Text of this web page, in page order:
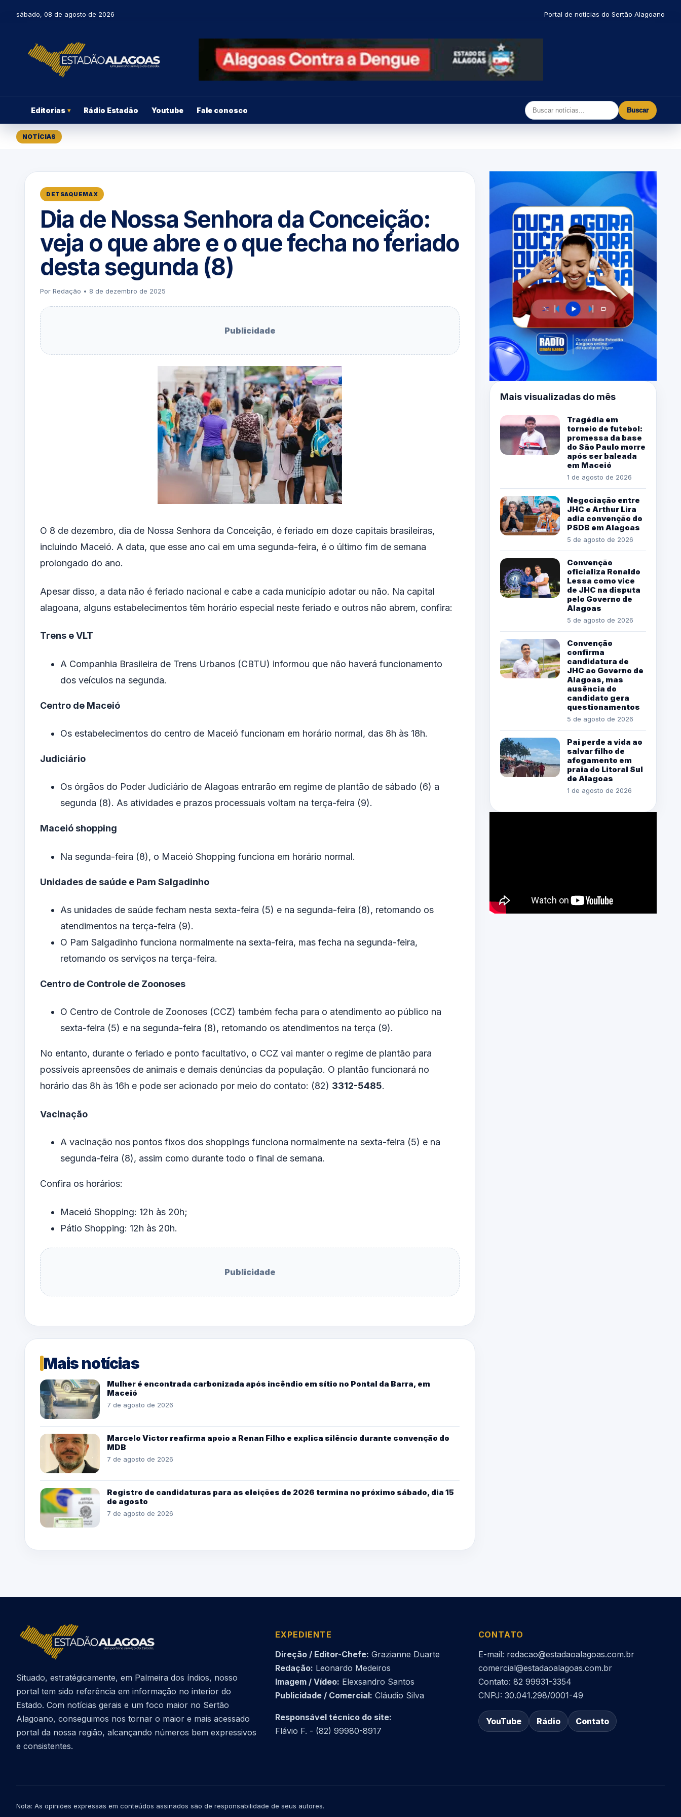
sábado, 08 de agosto de 2026 Portal de notícias do Sertão Alagoano
Editorias ▾ Rádio Estadão Youtube Fale conosco Buscar
NOTÍCIAS
DETSAQUEMAX
Dia de Nossa Senhora da Conceição:
veja o que abre e o que fecha no feriado
desta segunda (8)
Por Redação • 8 de dezembro de 2025
Publicidade
O 8 de dezembro, dia de Nossa Senhora da Conceição, é feriado em doze capitais brasileiras,
incluindo Maceió. A data, que esse ano cai em uma segunda-feira, é o último fim de semana
prolongado do ano.
Apesar disso, a data não é feriado nacional e cabe a cada município adotar ou não. Na capital
alagoana, alguns estabelecimentos têm horário especial neste feriado e outros não abrem, confira:
Trens e VLT
A Companhia Brasileira de Trens Urbanos (CBTU) informou que não haverá funcionamento
dos veículos na segunda.
Centro de Maceió
Os estabelecimentos do centro de Maceió funcionam em horário normal, das 8h às 18h.
Judiciário
Os órgãos do Poder Judiciário de Alagoas entrarão em regime de plantão de sábado (6) a
segunda (8). As atividades e prazos processuais voltam na terça-feira (9).
Maceió shopping
Na segunda-feira (8), o Maceió Shopping funciona em horário normal.
Unidades de saúde e Pam Salgadinho
As unidades de saúde fecham nesta sexta-feira (5) e na segunda-feira (8), retomando os
atendimentos na terça-feira (9).
O Pam Salgadinho funciona normalmente na sexta-feira, mas fecha na segunda-feira,
retomando os serviços na terça-feira.
Centro de Controle de Zoonoses
O Centro de Controle de Zoonoses (CCZ) também fecha para o atendimento ao público na
sexta-feira (5) e na segunda-feira (8), retomando os atendimentos na terça (9).
No entanto, durante o feriado e ponto facultativo, o CCZ vai manter o regime de plantão para
possíveis apreensões de animais e demais denúncias da população. O plantão funcionará no
horário das 8h às 16h e pode ser acionado por meio do contato: (82) 3312-5485.
Vacinação
A vacinação nos pontos fixos dos shoppings funciona normalmente na sexta-feira (5) e na
segunda-feira (8), assim como durante todo o final de semana.
Confira os horários:
Maceió Shopping: 12h às 20h;
Pátio Shopping: 12h às 20h.
Publicidade
Mais notícias
Mulher é encontrada carbonizada após incêndio em sítio no Pontal da Barra, em
Maceió
7 de agosto de 2026
Marcelo Victor reafirma apoio a Renan Filho e explica silêncio durante convenção do
MDB
7 de agosto de 2026
Registro de candidaturas para as eleições de 2026 termina no próximo sábado, dia 15
de agosto
7 de agosto de 2026
Mais visualizadas do mês
Tragédia em
torneio de futebol:
promessa da base
do São Paulo morre
após ser baleada
em Maceió
1 de agosto de 2026
Negociação entre
JHC e Arthur Lira
adia convenção do
PSDB em Alagoas
5 de agosto de 2026
Convenção
oficializa Ronaldo
Lessa como vice
de JHC na disputa
pelo Governo de
Alagoas
5 de agosto de 2026
Convenção
confirma
candidatura de
JHC ao Governo de
Alagoas, mas
ausência do
candidato gera
questionamentos
5 de agosto de 2026
Pai perde a vida ao
salvar filho de
afogamento em
praia do Litoral Sul
de Alagoas
1 de agosto de 2026
Situado, estratégicamente, em Palmeira dos índios, nosso
portal tem sido referência em informação no interior do
Estado. Com notícias gerais e um foco maior no Sertão
Alagoano, conseguimos nos tornar o maior e mais acessado
portal da nossa região, alcançando números bem expressivos
e consistentes.
EXPEDIENTE
Direção / Editor-Chefe: Grazianne Duarte
Redação: Leonardo Medeiros
Imagem / Vídeo: Elexsandro Santos
Publicidade / Comercial: Cláudio Silva
Responsável técnico do site:
Flávio F. - (82) 99980-8917
CONTATO
E-mail: redacao@estadaoalagoas.com.br
comercial@estadaoalagoas.com.br
Contato: 82 99931-3354
CNPJ: 30.041.298/0001-49
YouTube Rádio Contato
Nota: As opiniões expressas em conteúdos assinados são de responsabilidade de seus autores.